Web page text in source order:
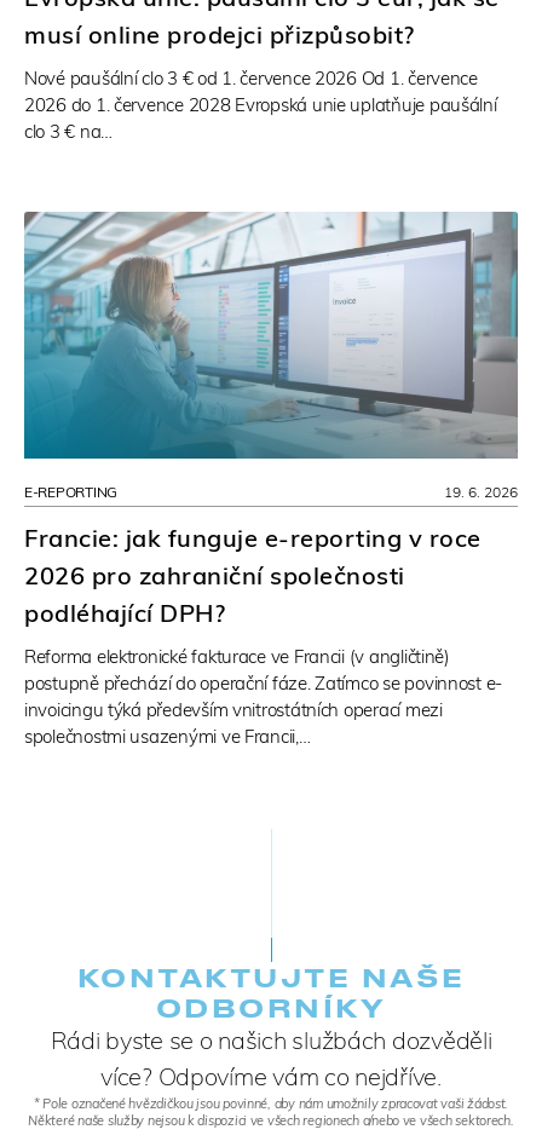
musí online prodejci přizpůsobit?
Nové paušální clo 3 € od 1. července 2026 Od 1. července
2026 do 1. července 2028 Evropská unie uplatňuje paušální
clo 3 € na…
E-REPORTING
Francie: jak funguje e-reporting v roce
2026 pro zahraniční společnosti
podléhající DPH?
Reforma elektronické fakturace ve Francii (v angličtině)
postupně přechází do operační fáze. Zatímco se povinnost e-
invoicingu týká především vnitrostátních operací mezi
společnostmi usazenými ve Francii,…
19. 6. 2026
KONTAKTUJTE NAŠE
ODBORNÍKY
Rádi byste se o našich službách dozvěděli
více? Odpovíme vám co nejdříve.
* Pole označené hvězdičkou jsou povinné, aby nám umožnily zpracovat vaši žádost.
Některé naše služby nejsou k dispozici ve všech regionech a/nebo ve všech sektorech.